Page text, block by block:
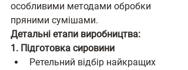
особливими методами обробки
пряними сумішами.
Детальні етапи виробництва:
1. Підготовка сировини
Ретельний відбір найкращих